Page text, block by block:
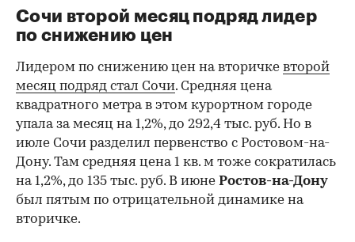
Сочи второй месяц подряд лидер
по снижению цен
Лидером по снижению цен на вторичке второй
месяц подряд стал Сочи. Средняя цена
квадратного метра в этом курортном городе
упала за месяц на 1,2%, до 292,4 тыс. руб. Но в
июле Сочи разделил первенство с Ростовом-на-
Дону. Там средняя цена 1 кв. м тоже сократилась
на 1,2%, до 135 тыс. руб. В июне Ростов-на-Дону
был пятым по отрицательной динамике на
вторичке.